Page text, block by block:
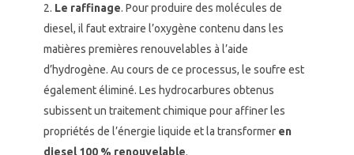
Le raffinage. Pour produire des molécules de
diesel, il faut extraire l’oxygène contenu dans les
matières premières renouvelables à l’aide
d’hydrogène. Au cours de ce processus, le soufre est
également éliminé. Les hydrocarbures obtenus
subissent un traitement chimique pour affiner les
propriétés de l’énergie liquide et la transformer en
diesel 100 % renouvelable.